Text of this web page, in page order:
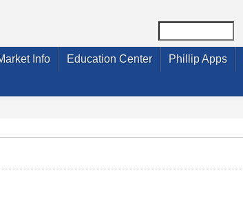
Info Education Center Phillip Apps